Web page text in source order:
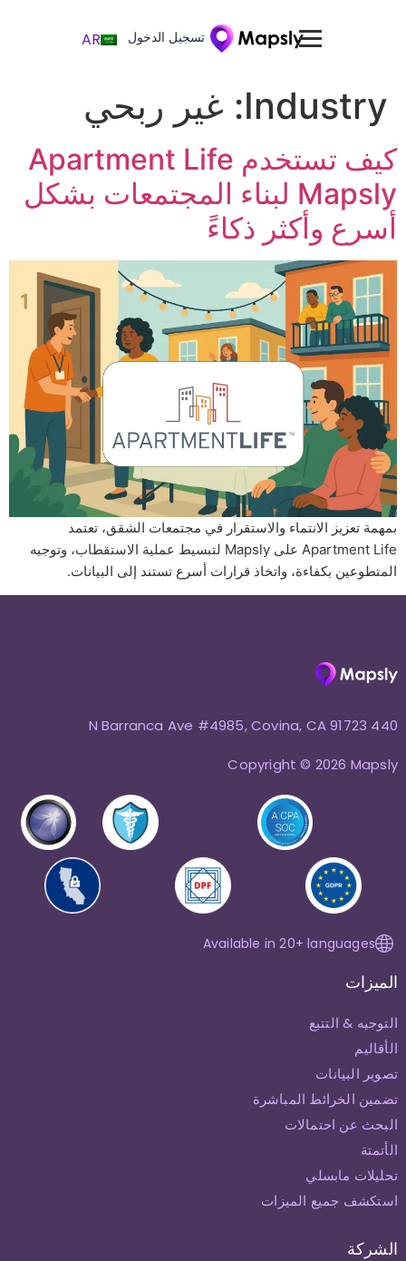
تسجيل الدخول AR
Industry: غير ربحي
كيف تستخدم Apartment Life
Mapsly لبناء المجتمعات بشكل
أسرع وأكثر ذكاءً
بمهمة تعزيز الانتماء والاستقرار في مجتمعات الشقق، تعتمد
Apartment Life على Mapsly لتبسيط عملية الاستقطاب، وتوجيه
المتطوعين بكفاءة، واتخاذ قرارات أسرع تستند إلى البيانات.
440 N Barranca Ave #4985, Covina, CA 91723
Copyright © 2026 Mapsly
Available in 20+ languages
الميزات
التوجيه & التتبع
الأقاليم
تصوير البيانات
تضمين الخرائط المباشرة
البحث عن احتمالات
الأتمتة
تحليلات مابسلي
استكشف جميع الميزات
الشركة